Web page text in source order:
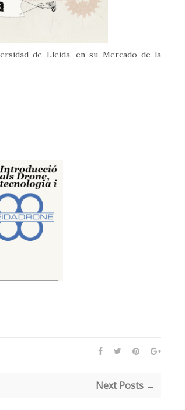
de Lleida, en su Mercado de la
Next Posts →